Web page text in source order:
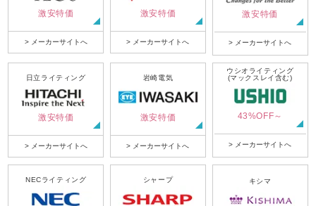
激安特価
> メーカーサイトへ
激安特価
> メーカーサイトへ
激安特価
> メーカーサイトへ
日立ライティング
激安特価
> メーカーサイトへ
岩崎電気
激安特価
> メーカーサイトへ
ウシオライティング
(マックスレイ含む)
43%OFF～
> メーカーサイトへ
NECライティング シャープ キシマ